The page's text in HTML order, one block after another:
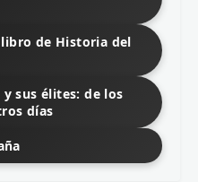
de Historia del
y sus élites: de los
días